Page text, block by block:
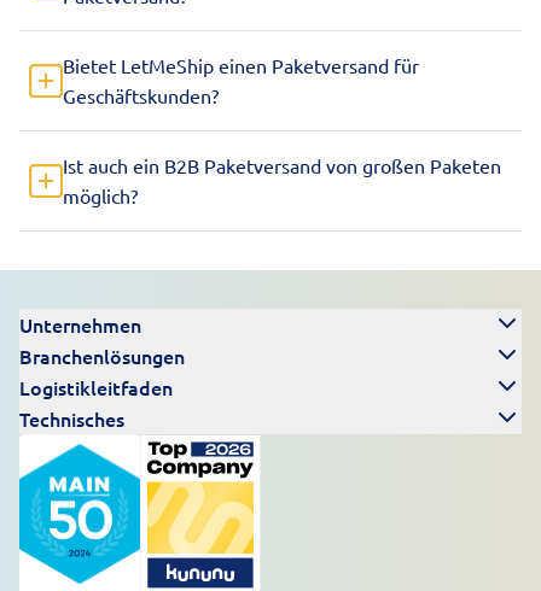
Bietet LetMeShip einen Paketversand für
Geschäftskunden?
Ist auch ein B2B Paketversand von großen Paketen
möglich?
Unternehmen
Branchenlösungen
Logistikleitfaden
Technisches